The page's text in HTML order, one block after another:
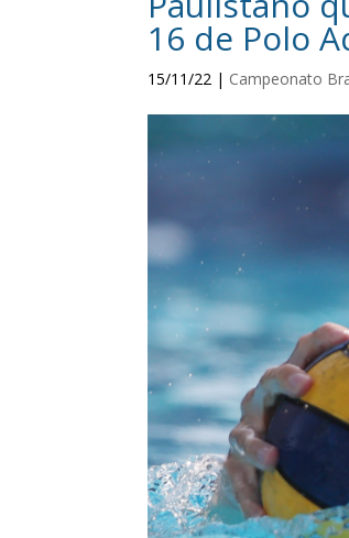
16 de Polo
15/11/22 | Campeonato